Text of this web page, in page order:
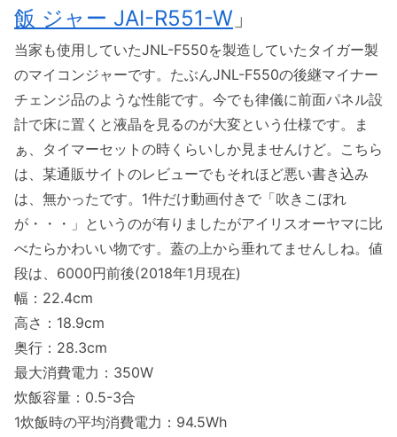
飯 ジャー JAI-R551-W 」
当家も使用していたJNL-F550を製造していたタイガー製
のマイコンジャーです。たぶんJNL-F550の後継マイナー
チェンジ品のような性能です。今でも律儀に前面パネル設
計で床に置くと液晶を見るのが大変という仕様です。ま
ぁ、タイマーセットの時くらいしか見ませんけど。こちら
は、某通販サイトのレビューでもそれほど悪い書き込み
は、無かったです。1件だけ動画付きで「吹きこぼれ
が・・・」というのが有りましたがアイリスオーヤマに比
べたらかわいい物です。蓋の上から垂れてませんしね。値
段は、6000円前後(2018年1月現在)
幅：22.4cm
高さ：18.9cm
奥行：28.3cm
最大消費電力：350W
炊飯容量：0.5-3合
1炊飯時の平均消費電力：94.5Wh